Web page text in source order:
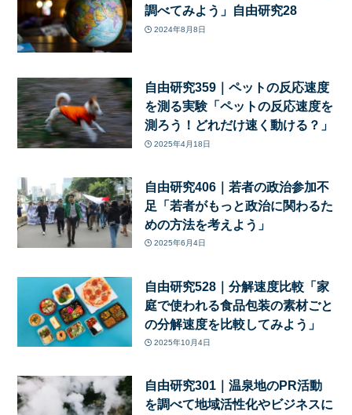
調べてみよう」自由研究28
2024年8月8日
自由研究359｜ペットの反応速度
を測る実験「ペットの反応速度を
測ろう！どれだけ速く動ける？」
2025年4月18日
自由研究406｜若者の政治参加不
足「若者がもっと政治に関わるた
めの方法を考えよう」
2025年6月4日
自由研究528｜分解速度比較「家
庭で使われる食品包装の素材ごと
の分解速度を比較してみよう」
2025年10月4日
自由研究301｜温泉地のPR活動
を調べて地域活性化やビジネスに